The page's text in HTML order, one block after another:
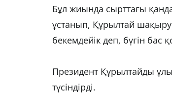
Бұл жиында сырттағы
ұстанып, Құрылтай шақыру
бекемдейік деп, бүгін
Президент Құрылтайды
түсіндірді.